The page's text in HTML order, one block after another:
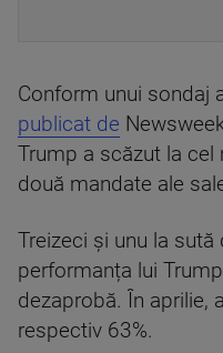
Conform unui sondaj
publicat de
Trump a scăzut la cel
două mandate ale
Treizeci și unu la
performanța lui
dezaprobă. În aprilie,
respectiv 63%.